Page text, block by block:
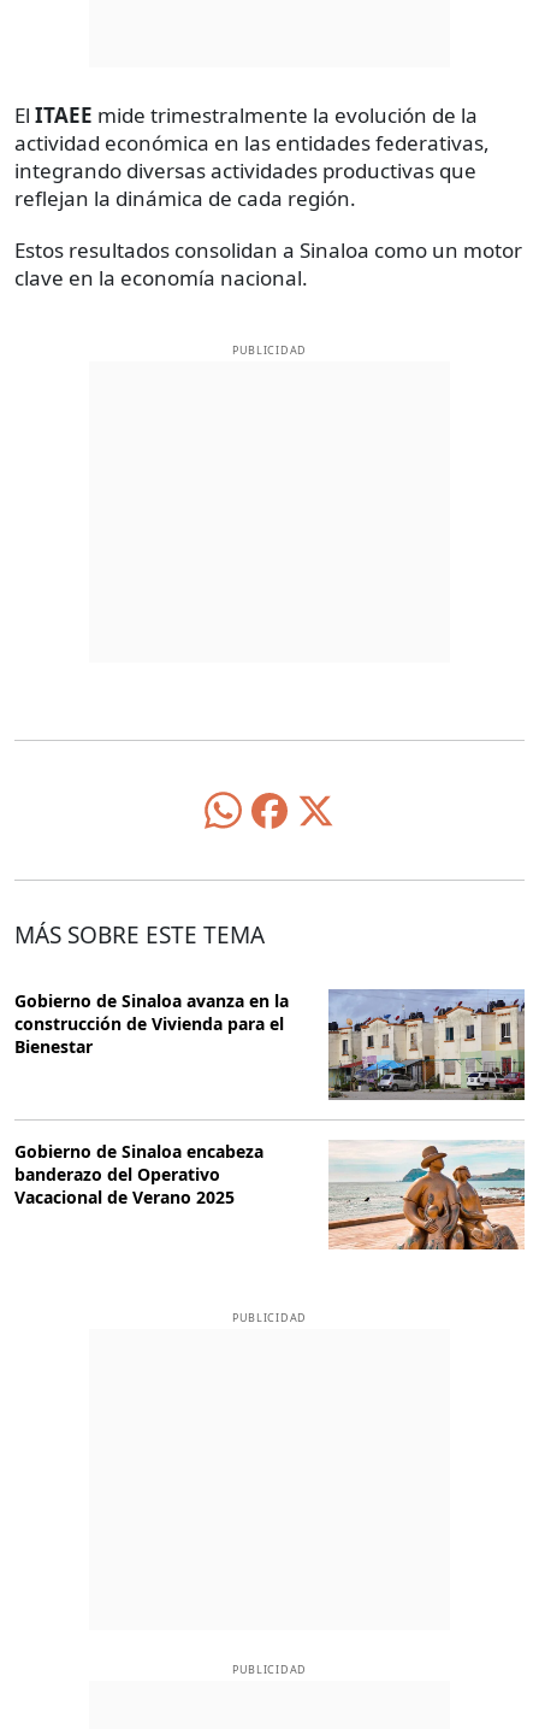
El ITAEE mide trimestralmente la evolución de la
actividad económica en las entidades federativas,
integrando diversas actividades productivas que
reflejan la dinámica de cada región.
Estos resultados consolidan a Sinaloa como un motor
clave en la economía nacional.
PUBLICIDAD
MÁS SOBRE ESTE TEMA
Gobierno de Sinaloa avanza en la
construcción de Vivienda para el
Bienestar
Gobierno de Sinaloa encabeza
banderazo del Operativo
Vacacional de Verano 2025
PUBLICIDAD
PUBLICIDAD